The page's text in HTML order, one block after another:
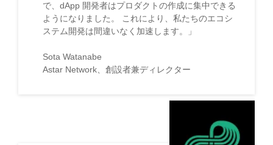
で、dApp 開発者はプロダクトの作成に集中できる
ようになりました。 これにより、私たちのエコシ
ステム開発は間違いなく加速します。」
Sota Watanabe
Astar Network、創設者兼ディレクター